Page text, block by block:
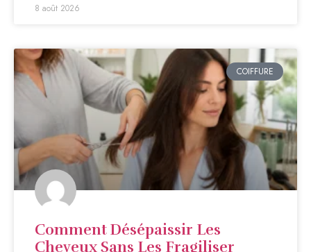
8 août 2026
COIFFURE
Comment Désépaissir Les
Cheveux Sans Les Fragiliser